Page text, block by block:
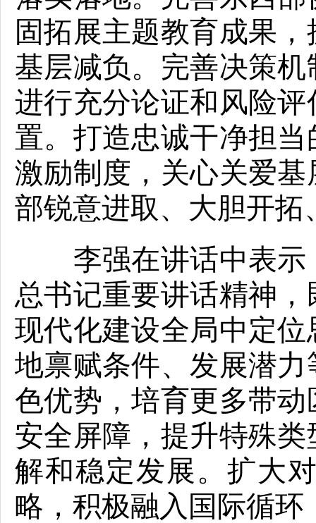
固拓展主题教育成果
基层减负。完善决策
进行充分论证和风险
置。打造忠诚干净担
激励制度，关心关爱
部锐意进取、大胆开拓
李强在讲话中表示
总书记重要讲话精神
现代化建设全局中定
地禀赋条件、发展潜
色优势，培育更多带
安全屏障，提升特殊
解和稳定发展。扩大
略，积极融入国际循